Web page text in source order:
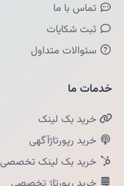
تماس با ما
ثبت شکایات
سئوالات متداول
خدمات ما
خرید بک لینک
خرید رپورتاژآگهی
خرید بک لینک تخصصی